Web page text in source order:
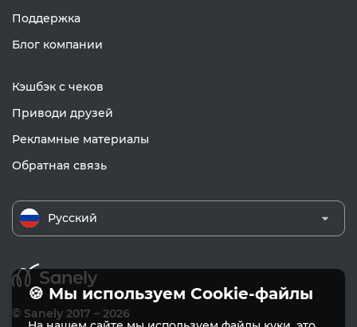
Поддержка
Блог компании
Кэшбэк с чеков
Приводи друзей
Рекламные материалы
Обратная связь
Русский
© Sanely 2017 – 2026
🍪 Мы используем Cookie-файлы